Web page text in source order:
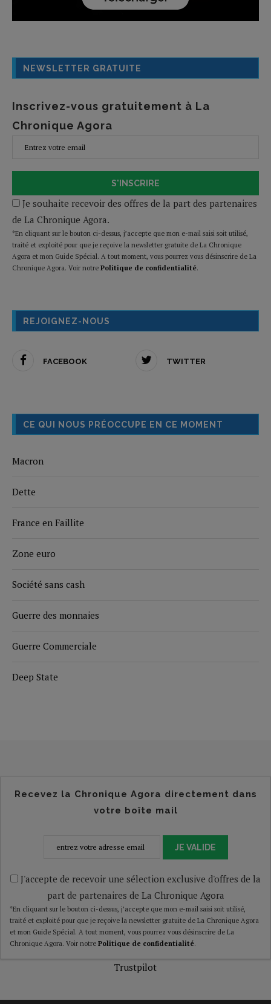
NEWSLETTER GRATUITE
Inscrivez-vous gratuitement à La
Chronique Agora
S'INSCRIRE
Je souhaite recevoir des offres de la part des partenaires
de La Chronique Agora.
*En cliquant sur le bouton ci-dessus, j’accepte que mon e-mail saisi soit utilisé,
traité et exploité pour que je reçoive la newsletter gratuite de La Chronique
Agora et mon Guide Spécial. A tout moment, vous pourrez vous désinscrire de La
Chronique Agora. Voir notre Politique de confidentialité.
REJOIGNEZ-NOUS
FACEBOOK TWITTER
CE QUI NOUS PRÉOCCUPE EN CE MOMENT
Macron
Dette
France en Faillite
Zone euro
Société sans cash
Guerre des monnaies
Guerre Commerciale
Deep State
Recevez la Chronique Agora directement dans
votre boîte mail
JE VALIDE
J'accepte de recevoir une sélection exclusive d'offres de la
part de partenaires de La Chronique Agora
*En cliquant sur le bouton ci-dessus, j’accepte que mon e-mail saisi soit utilisé,
traité et exploité pour que je reçoive la newsletter gratuite de La Chronique Agora
et mon Guide Spécial. A tout moment, vous pourrez vous désinscrire de La
Chronique Agora. Voir notre Politique de confidentialité.
Trustpilot